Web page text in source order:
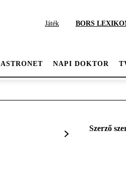
Játék BORS
ASTRONET NAPI DOKTOR
Szerző